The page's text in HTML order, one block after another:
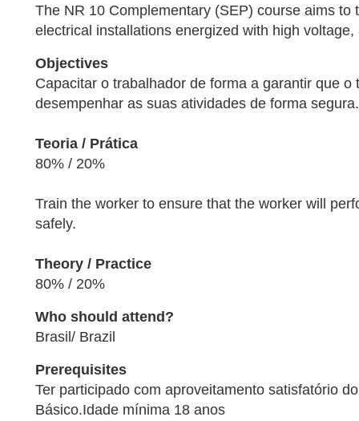
The NR 10 Complementary (SEP) course aims to
electrical installations energized with high
Objectives
Capacitar o trabalhador de forma a garantir que o
desempenhar as suas atividades de forma segura.
Teoria / Prática
80% / 20%
Train the worker to ensure that the worker will
safely.
Theory / Practice
80% / 20%
Who should attend?
Brasil/ Brazil
Prerequisites
Ter participado com aproveitamento satisfatório
Básico.Idade mínima 18 anos